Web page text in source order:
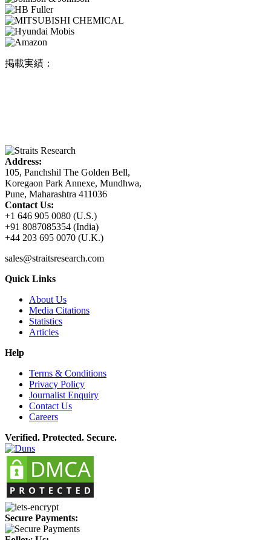
掲載実績：
Address:
105, Panchshil The Golden Bell,
Koregaon Park Annexe, Mundhwa,
Pune, Maharashtra 411036
Contact Us:
+1 646 905 0080 (U.S.)
+91 8087085354 (India)
+44 203 695 0070 (U.K.)
sales@straitsresearch.com
Quick Links
About Us
Media Citations
Statistics
Articles
Help
Terms & Conditions
Privacy Policy
Journalist Enquiry
Contact Us
Careers
Verified. Protected. Secure.
Secure Payments: